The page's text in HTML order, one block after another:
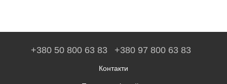
+380 50 800 63 83 +380 97 800 63 83
Контакти